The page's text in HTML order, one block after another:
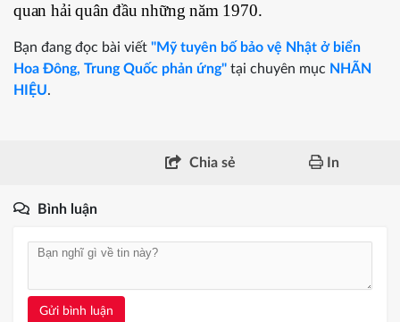
quan hải quân đầu những năm 1970.
Bạn đang đọc bài viết "Mỹ tuyên bố bảo vệ Nhật ở biển
Hoa Đông, Trung Quốc phản ứng" tại chuyên mục NHÃN
HIỆU.
Chia sẻ In
Bình luận
Gửi bình luận